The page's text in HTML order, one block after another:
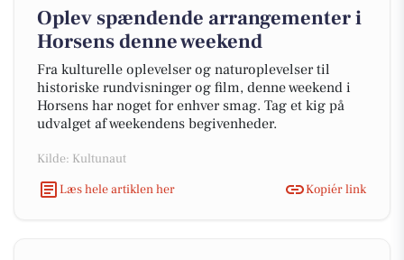
Oplev spændende arrangementer i
Horsens denne weekend
Fra kulturelle oplevelser og naturoplevelser til
historiske rundvisninger og film, denne weekend i
Horsens har noget for enhver smag. Tag et kig på
udvalget af weekendens begivenheder.
Kilde: Kultunaut
Læs hele artiklen her
Kopiér link